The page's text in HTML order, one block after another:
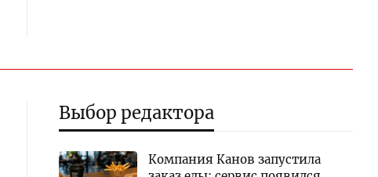
Выбор редактора
Компания Канов запустила